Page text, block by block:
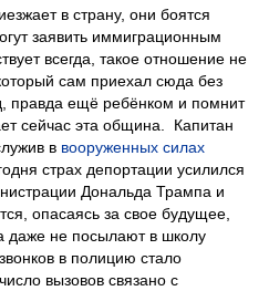
в страну, они боятся
заявить иммиграционным
всегда, такое отношение не
сам приехал сюда без
правда ещё ребёнком и помнит
сейчас эта община. Капитан
в вооруженных силах
страх депортации усилился
Дональда Трампа и
опасаясь за свое будущее,
даже не посылают в школу
в полицию стало
вызовов связано с